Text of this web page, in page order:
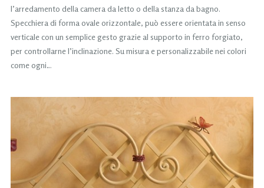
l’arredamento della camera da letto o della stanza da bagno.
Specchiera di forma ovale orizzontale, può essere orientata in senso
verticale con un semplice gesto grazie al supporto in ferro forgiato,
per controllarne l’inclinazione. Su misura e personalizzabile nei colori
come ogni…